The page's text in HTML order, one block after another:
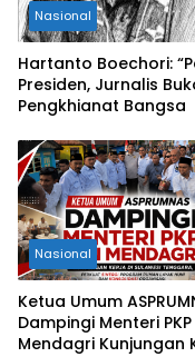
Nasional
Hartanto Boechori:
Presiden, Jurnalis
Pengkhianat Bangsa
Nasional
Ketua Umum
Dampingi Menteri
Mendagri Kunjungan